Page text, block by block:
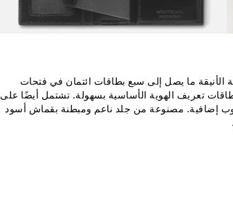
ما يصل إلى سبع بطاقات ائتمان في فتحات
تعريف الهوية الأساسية بسهولة. تشتمل أيضًا على
إضافية. مصنوعة من جلد ناعم ومبطنة بقماش أسود